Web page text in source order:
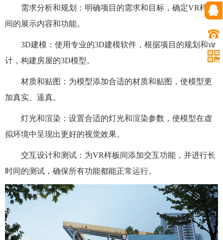
需求分析和规划：明确项目的需求和目标，确定VR样板
间的展示内容和功能。
3D建模：使用专业的3D建模软件，根据项目的规划和设
计，构建房屋的3D模型。
材质和贴图：为模型添加合适的材质和贴图，使模型更
加真实、逼真。
灯光和渲染：设置合适的灯光和渲染参数，使模型在虚
拟环境中呈现出更好的视觉效果。
交互设计和测试：为VR样板间添加交互功能，并进行长
时间的测试，确保所有功能都能正常运行。